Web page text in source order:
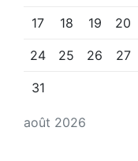
août 2026
17 18 19 20
24 25 26 27
31